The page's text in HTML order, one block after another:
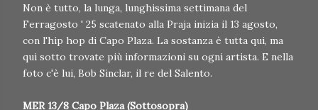
Non è tutto, la lunga, lunghissima settimana del
Ferragosto ' 25 scatenato alla Praja inizia il 13 agosto,
con l'hip hop di Capo Plaza. La sostanza è tutta qui, ma
qui sotto trovate più informazioni su ogni artista. E nella
foto c'è lui, Bob Sinclar, il re del Salento.
MER 13/8 Capo Plaza (Sottosopra)